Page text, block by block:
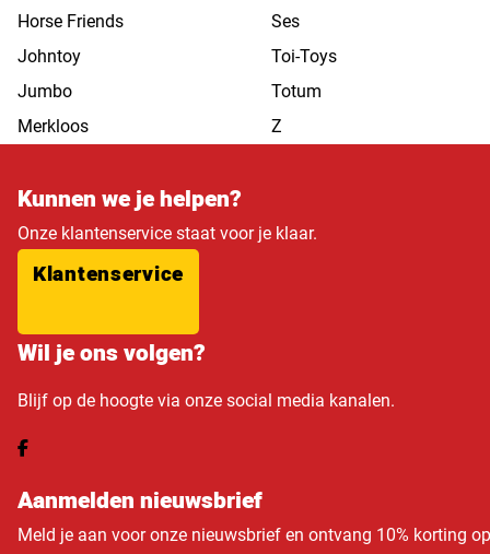
Horse Friends
Johntoy
Jumbo
Merkloos
Ses
Toi-Toys
Totum
Z
Kunnen we je helpen?
Onze klantenservice staat voor je klaar.
Klantenservice
Wil je ons volgen?
Blijf op de hoogte via onze social media kanalen.
Aanmelden nieuwsbrief
Meld je aan voor onze nieuwsbrief en ontvang 10% korting op